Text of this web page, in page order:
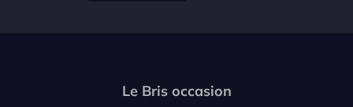
Le Bris occasion